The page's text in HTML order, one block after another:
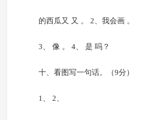
的西瓜又 又 。 2、我会画 。
3、 像 。 4、 是 吗？
十、看图写一句话。（9分）
1、 2、